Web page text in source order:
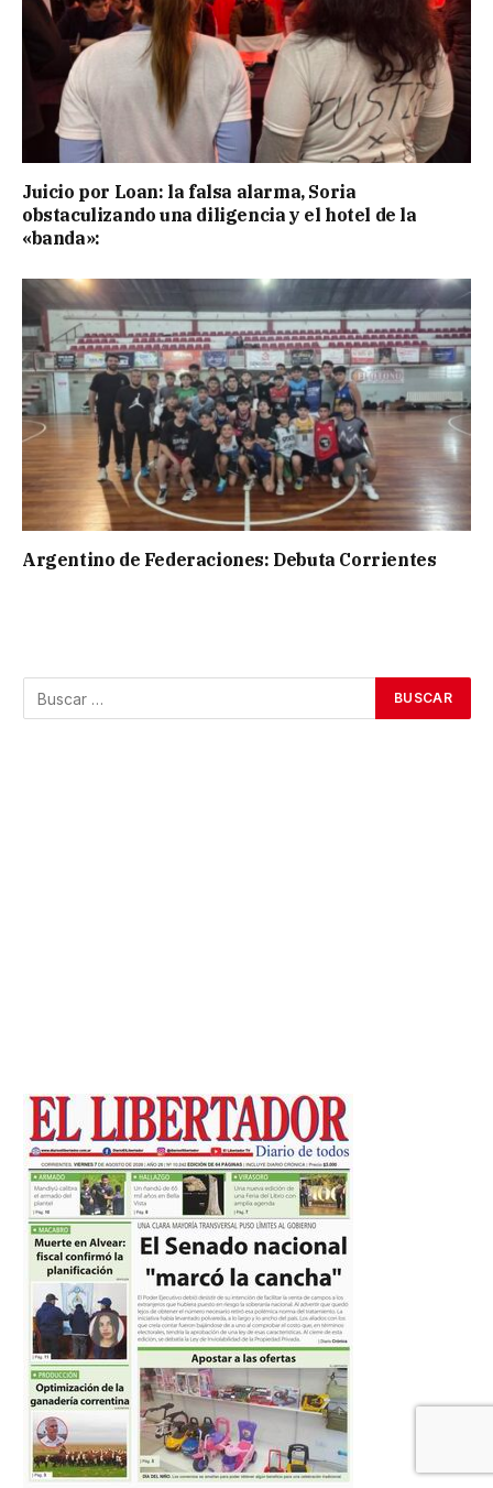
Juicio por Loan: la falsa alarma, Soria
obstaculizando una diligencia y el hotel de la
«banda»:
Argentino de Federaciones: Debuta Corrientes